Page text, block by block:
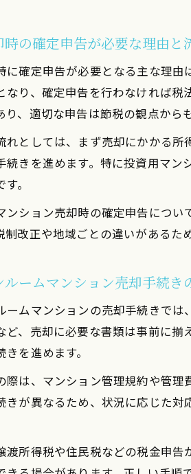
の確定申告が必要な理由と
に確定申告が必要となる主な理
なり、確定申告を行わなければ
り、適切な申告は節税の観点から
れとしては、まず売却にかかる
続きを進めます。特に投資用マ
。
ンション売却時の確定申告につ
制改正や地域ごとの違いがあるた
ームマンション売却手続き
ームマンションの売却手続きでは
ど、売却に必要な書類は事前に
を進めます。
際は、マンション管理規約や管
きが異なるため、状況に応じた
渡所得税や住民税などの税金申